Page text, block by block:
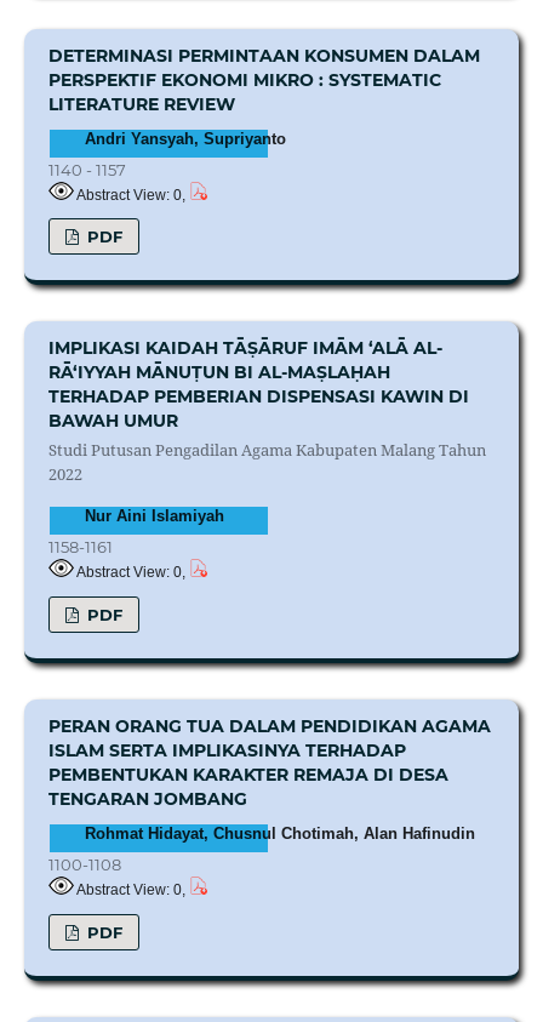
DETERMINASI PERMINTAAN KONSUMEN DALAM
PERSPEKTIF EKONOMI MIKRO : SYSTEMATIC
LITERATURE REVIEW
Andri Yansyah, Supriyanto
1140 - 1157
Abstract View: 0,
PDF
IMPLIKASI KAIDAH TĀṢĀRUF IMĀM ‘ALĀ AL-
RĀ‘IYYAH MĀNUṬUN BI AL-MAṢLAḤAH
TERHADAP PEMBERIAN DISPENSASI KAWIN DI
BAWAH UMUR
Studi Putusan Pengadilan Agama Kabupaten Malang Tahun
2022
Nur Aini Islamiyah
1158-1161
Abstract View: 0,
PDF
PERAN ORANG TUA DALAM PENDIDIKAN AGAMA
ISLAM SERTA IMPLIKASINYA TERHADAP
PEMBENTUKAN KARAKTER REMAJA DI DESA
TENGARAN JOMBANG
Rohmat Hidayat, Chusnul Chotimah, Alan Hafinudin
1100-1108
Abstract View: 0,
PDF